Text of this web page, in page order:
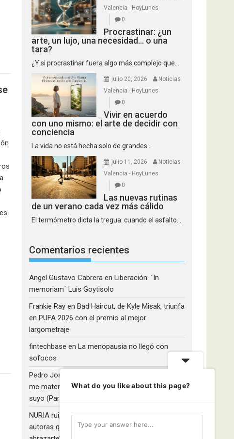
Valencia - HoyLunes
0
Procrastinar: ¿un
arte, un lujo, una necesidad… o una
tara?
¿Y si procrastinar fuera algo más complejo que...
julio 20, 2026
Noticias
Valencia - HoyLunes
0
Vivir en acuerdo
con uno mismo: el arte de decidir con
conciencia
La vida no está hecha solo de grandes...
julio 11, 2026
Noticias
Valencia - HoyLunes
0
Las nuevas rutinas
de un verano cada vez más cálido
El termómetro dicta la tregua: cuando el asfalto...
Comentarios recientes
Angel Gustavo Cabrera en Liberación: ´In
memoriam´ Luis Goytisolo
Frankie Ray en Bad Haircut, de Kyle Misak, triunfa
en PUFA 2026 con el premio al mejor
largometraje
fintechbase en La menopausia no llegó con
sofocos
Pedro José Camacho Barrios
me maten!»: El Rulfo que el cine venezolano hizo
suyo (Parte 2)
NURIA ruiz fernandezenLibros que nadie lee y
autoras que no hacen ruido: Redescubriendo ‘Y
What do you like about this page?